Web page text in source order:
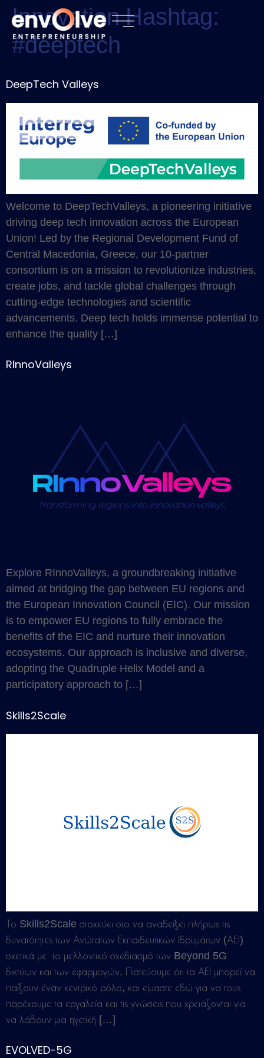
Innovation Hashtag:
#deeptech
DeepTech Valleys
Welcome to DeepTechValleys, a pioneering initiative
driving deep tech innovation across the European
Union! Led by the Regional Development Fund of
Central Macedonia, Greece, our 10-partner
consortium is on a mission to revolutionize industries,
create jobs, and tackle global challenges through
cutting-edge technologies and scientific
advancements. Deep tech holds immense potential to
enhance the quality […]
RInnoValleys
Explore RInnoValleys, a groundbreaking initiative
aimed at bridging the gap between EU regions and
the European Innovation Council (EIC). Our mission
is to empower EU regions to fully embrace the
benefits of the EIC and nurture their innovation
ecosystems. Our approach is inclusive and diverse,
adopting the Quadruple Helix Model and a
participatory approach to […]
Skills2Scale
Το Skills2Scale στοχεύει στο να αναδείξει πλήρως τις
δυνατότητες των Ανώτατων Εκπαιδευτικών Ιδρυμάτων (ΑΕΙ)
σχετικά με το μελλοντικό σχεδιασμό των Beyond 5G
δικτύων και των εφαρμογών. Πιστεύουμε ότι τα ΑΕΙ μπορεί να
παίξουν έναν κεντρικό ρόλο, και είμαστε εδώ για να τους
παρέχουμε τα εργαλεία και τις γνώσεις που χρειάζονται για
να λάβουν μια ηγετική […]
EVOLVED-5G